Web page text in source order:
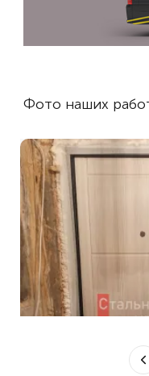
Фото наших